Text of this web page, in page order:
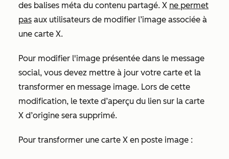
des balises méta du contenu partagé. X ne permet
pas aux utilisateurs de modifier l’image associée à
une carte X.
Pour modifier l'image présentée dans le message
social, vous devez mettre à jour votre carte et la
transformer en message image. Lors de cette
modification, le texte d’aperçu du lien sur la carte
X d’origine sera supprimé.
Pour transformer une carte X en poste image :